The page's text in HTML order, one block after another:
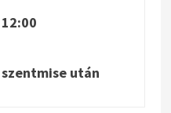
12:00
szentmise után